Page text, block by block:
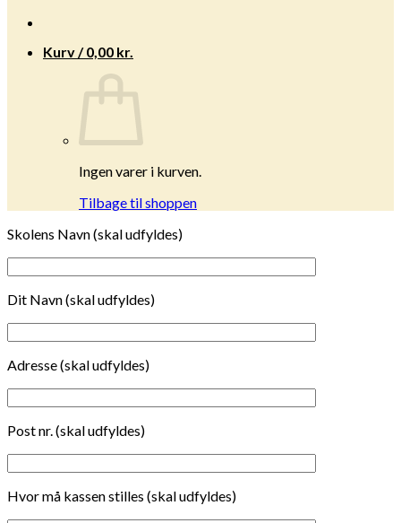
Kurv /0,00 kr.
Ingen varer i kurven.
Tilbage til shoppen
Skolens Navn (skal udfyldes)
Dit Navn (skal udfyldes)
Adresse (skal udfyldes)
Post nr. (skal udfyldes)
Hvor må kassen stilles (skal udfyldes)